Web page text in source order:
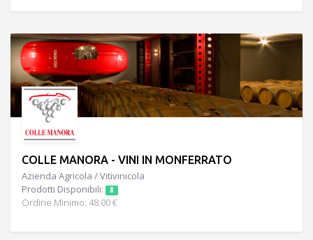
COLLE MANORA - VINI IN MONFERRATO
Azienda Agricola / Vitivinicola
Prodotti Disponibili:
8
Ordine Minimo: 48.00 €